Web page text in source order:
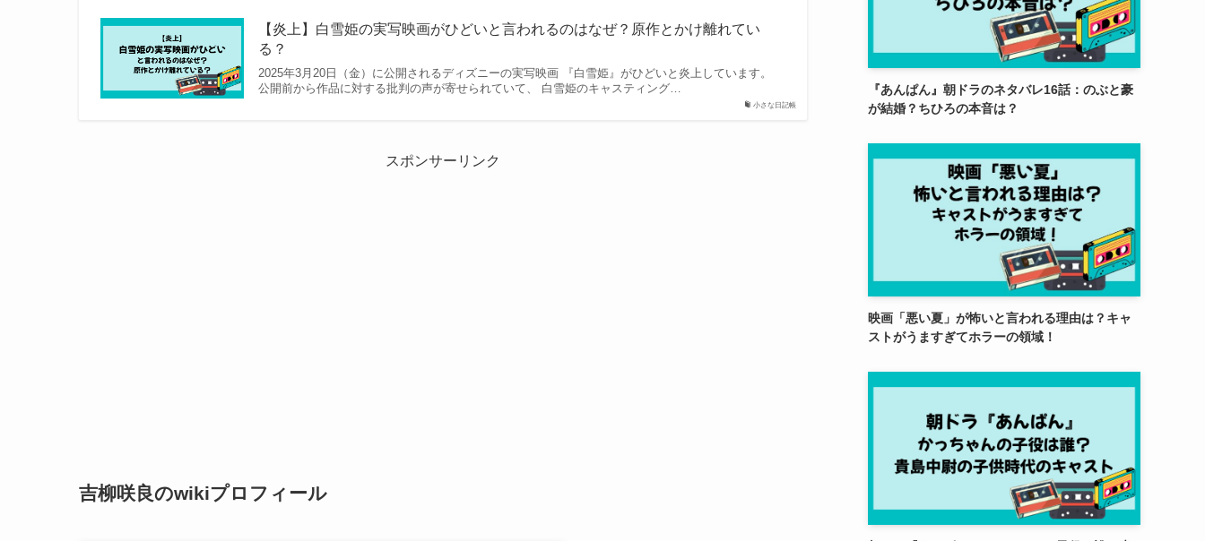
小さな日記帳
【炎上】白雪姫の実写映画がひどいと言われるのはなぜ？原作とかけ離れてい
る？
2025年3月20日（金）に公開されるディズニーの実写映画 『白雪姫』がひどいと炎上しています。
公開前から作品に対する批判の声が寄せられていて、 白雪姫のキャスティング…
スポンサーリンク
吉柳咲良のwikiプロフィール
『あんぱん』朝ドラのネタバレ16話：のぶと豪
が結婚？ちひろの本音は？
映画「悪い夏」が怖いと言われる理由は？キャ
ストがうますぎてホラーの領域！